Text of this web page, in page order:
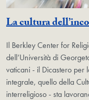
La cultura
Il Berkley Center for
dell’Università di
vaticani - il Dicastero per
integrale, quello della
interreligioso - sta